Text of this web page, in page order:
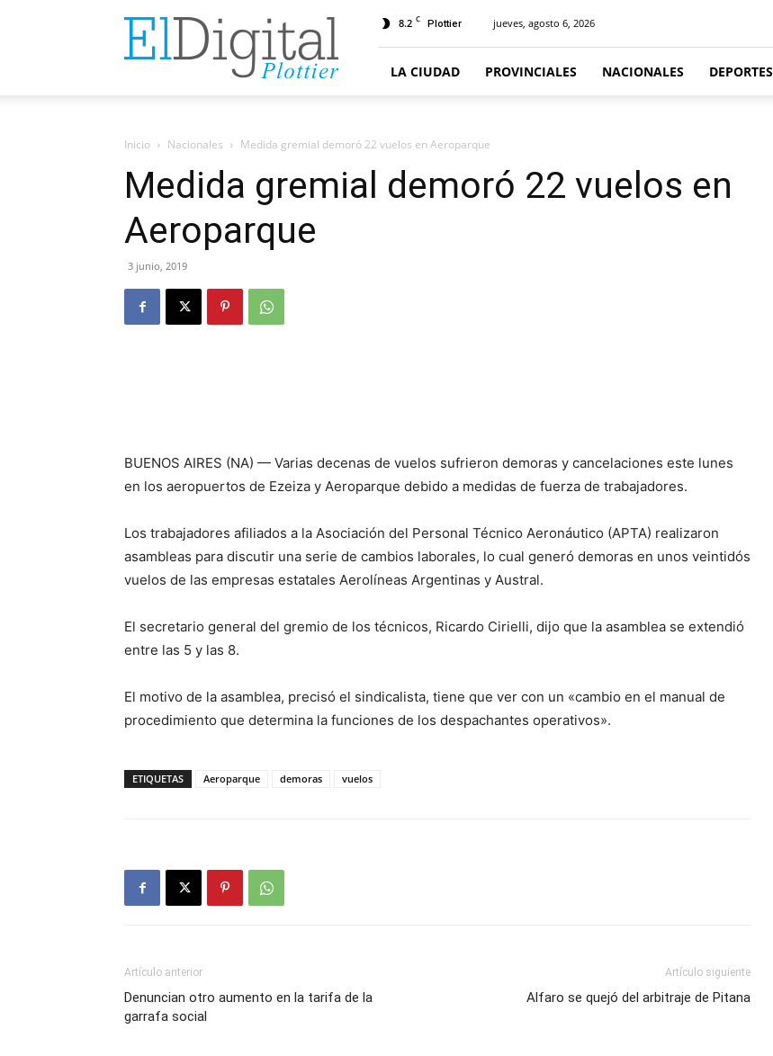
ElDigitalPlottier
8.2 C Plottier jueves, agosto 6, 2026
LA CIUDAD PROVINCIALES NACIONALES DEPORTES
Inicio Nacionales Medida gremial demoró 22 vuelos en Aeroparque
Medida gremial demoró 22 vuelos en
Aeroparque
3 junio, 2019
BUENOS AIRES (NA) — Varias decenas de vuelos sufrieron demoras y cancelaciones este lunes
en los aeropuertos de Ezeiza y Aeroparque debido a medidas de fuerza de trabajadores.
Los trabajadores afiliados a la Asociación del Personal Técnico Aeronáutico (APTA) realizaron
asambleas para discutir una serie de cambios laborales, lo cual generó demoras en unos veintidós
vuelos de las empresas estatales Aerolíneas Argentinas y Austral.
El secretario general del gremio de los técnicos, Ricardo Cirielli, dijo que la asamblea se extendió
entre las 5 y las 8.
El motivo de la asamblea, precisó el sindicalista, tiene que ver con un «cambio en el manual de
procedimiento que determina la funciones de los despachantes operativos».
ETIQUETAS Aeroparque demoras vuelos
Artículo anterior
Denuncian otro aumento en la tarifa de la
garrafa social
Artículo siguiente
Alfaro se quejó del arbitraje de Pitana